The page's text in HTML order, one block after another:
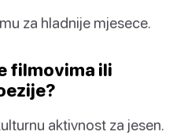
za hladnije mjesece.
filmovima ili
aktivnost za jesen.